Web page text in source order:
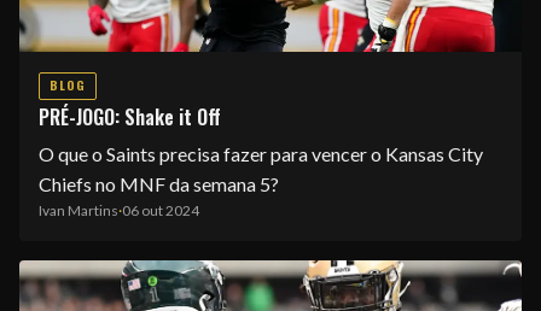
BLOG
PRÉ-JOGO: Shake it Off
O que o Saints precisa fazer para vencer o Kansas City
Chiefs no MNF da semana 5?
Ivan Martins·06 out 2024